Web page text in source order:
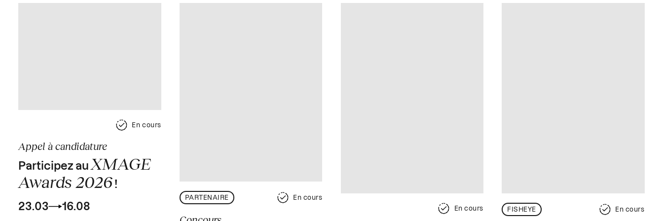
En cours
Appel à candidature
Participez au XMAGE
Awards 2026 !
23.03 16.08
PARTENAIRE En cours
En cours FISHEYE En cours